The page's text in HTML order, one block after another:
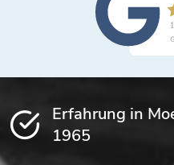
Erfahrung in
1965